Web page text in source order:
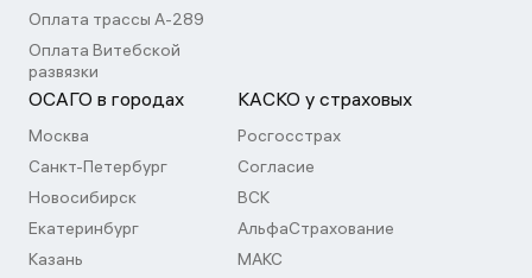
Оплата трассы А-289
Оплата Витебской
развязки
ОСАГО в городах
Москва
Санкт-Петербург
Новосибирск
Екатеринбург
Казань
КАСКО у страховых
Росгосстрах
Согласие
ВСК
АльфаСтрахование
МАКС